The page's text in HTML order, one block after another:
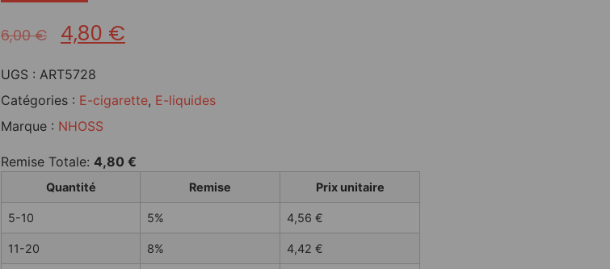
6,00€ 4,80 €
UGS : ART5728
Catégories : E-cigarette, E-liquides
Marque : NHOSS
Remise Totale: 4,80 €
Quantité Remise Prix unitaire
5-10 5% 4,56 €
11-20 8% 4,42 €